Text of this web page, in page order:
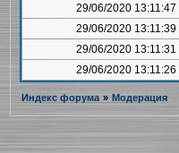
29/06/2020 13:11:47
29/06/2020 13:11:39
29/06/2020 13:11:31
29/06/2020 13:11:26
Индекс форума » Модерация